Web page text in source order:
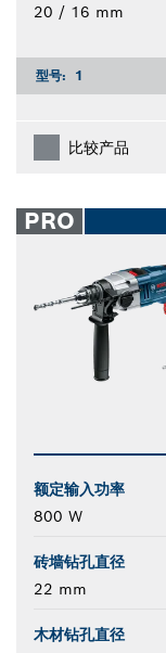
20 / 16 mm
型号: 1
比较产品
PRO
额定输入功率
800 W
砖墙钻孔直径
22 mm
木材钻孔直径